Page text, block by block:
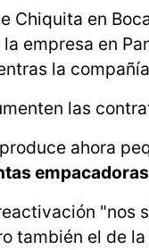
Chiquita en
empresa en
la
las
ahora
"nos
también el de